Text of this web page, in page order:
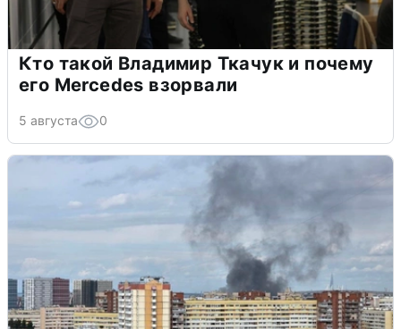
Кто такой Владимир Ткачук и почему
его Mercedes взорвали
5 августа 0